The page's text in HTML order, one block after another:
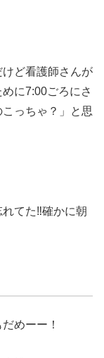
ど看護師さんが
に7:00ごろにさ
っちゃ？」と思
てた‼︎確かに朝
めーー！